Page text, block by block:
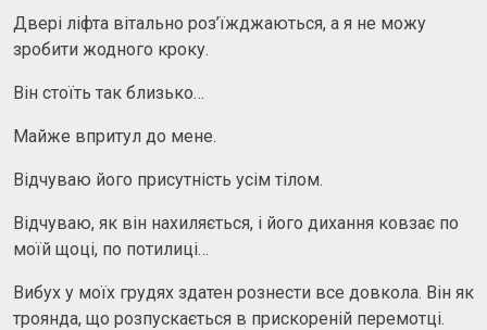
Двері ліфта вітально роз’їжджаються, а я не можу
зробити жодного кроку.
Він стоїть так близько…
Майже впритул до мене.
Відчуваю його присутність усім тілом.
Відчуваю, як він нахиляється, і його дихання ковзає по
моїй щоці, по потилиці…
Вибух у моїх грудях здатен рознести все довкола. Він як
троянда, що розпускається в прискореній перемотці.